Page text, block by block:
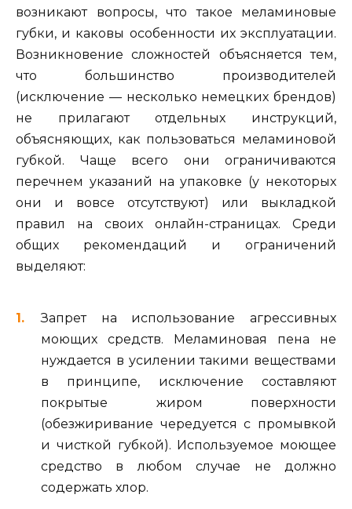
возникают вопросы, что такое меламиновые
губки, и каковы особенности их эксплуатации.
Возникновение сложностей объясняется тем,
что большинство производителей
(исключение — несколько немецких брендов)
не прилагают отдельных инструкций,
объясняющих, как пользоваться меламиновой
губкой. Чаще всего они ограничиваются
перечнем указаний на упаковке (у некоторых
они и вовсе отсутствуют) или выкладкой
правил на своих онлайн-страницах. Среди
общих рекомендаций и ограничений
выделяют:
Запрет на использование агрессивных
моющих средств. Меламиновая пена не
нуждается в усилении такими веществами
в принципе, исключение составляют
покрытые жиром поверхности
(обезжиривание чередуется с промывкой
и чисткой губкой). Используемое моющее
средство в любом случае не должно
содержать хлор.